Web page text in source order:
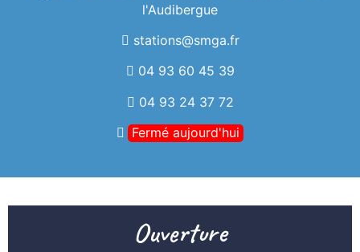
l'Audibergue
stations@smga.fr
04 93 60 45 39
04 93 24 37 72
Fermé aujourd'hui
Ouverture